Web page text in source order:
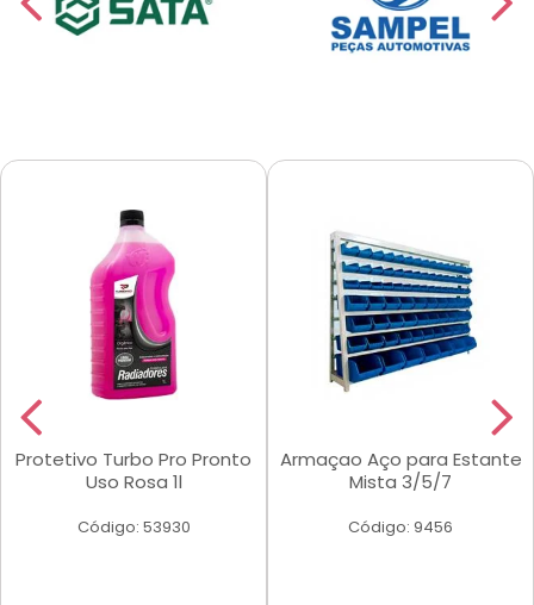
Protetivo Turbo Pro Pronto
Uso Rosa 1l
Código: 53930
Armaçao Aço para Estante
Mista 3/5/7
Código: 9456